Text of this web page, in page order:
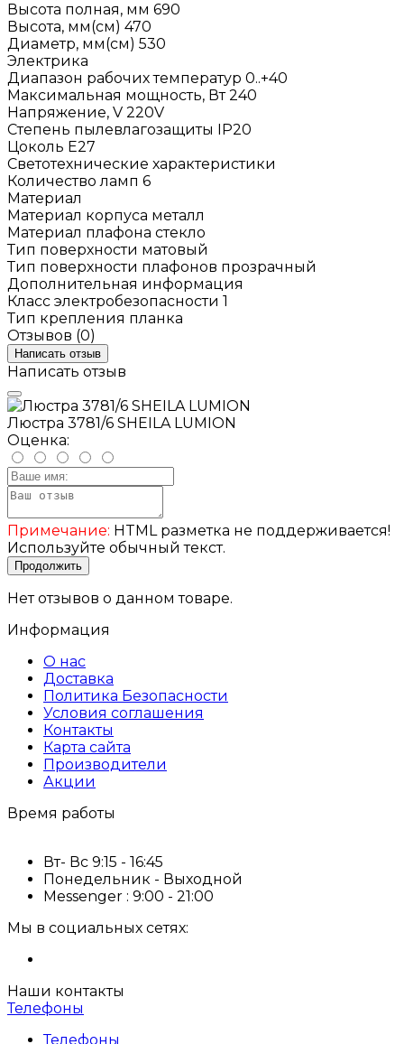
Высота полная, мм 690
Высота, мм(см) 470
Диаметр, мм(см) 530
Электрика
Диапазон рабочих температур 0..+40
Максимальная мощность, Вт 240
Напряжение, V 220V
Степень пылевлагозащиты IP20
Цоколь E27
Светотехнические характеристики
Количество ламп 6
Материал
Материал корпуса металл
Материал плафона стекло
Тип поверхности матовый
Тип поверхности плафонов прозрачный
Дополнительная информация
Класс электробезопасности 1
Тип крепления планка
Отзывов (0)
Написать отзыв
Написать отзыв
Люстра 3781/6 SHEILA LUMION
Оценка:
Примечание: HTML разметка не поддерживается!
Используйте обычный текст.
Продолжить
Нет отзывов о данном товаре.
Информация
О нас
Доставка
Политика Безопасности
Условия соглашения
Контакты
Карта сайта
Производители
Акции
Время работы
Вт- Вс 9:15 - 16:45
Понедельник - Выходной
Messenger : 9:00 - 21:00
Мы в социальных сетях:
Наши контакты
Телефоны
Телефоны